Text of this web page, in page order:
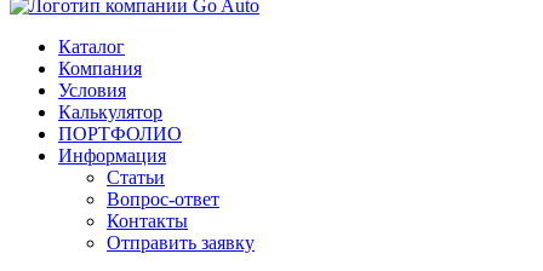
Каталог
Компания
Условия
Калькулятор
ПОРТФОЛИО
Информация
Статьи
Вопрос-ответ
Контакты
Отправить заявку